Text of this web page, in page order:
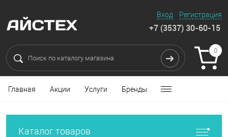
Вход Регистрация
+7 (3537) 30-60-15
0
Главная Акции Услуги Бренды
Каталог товаров